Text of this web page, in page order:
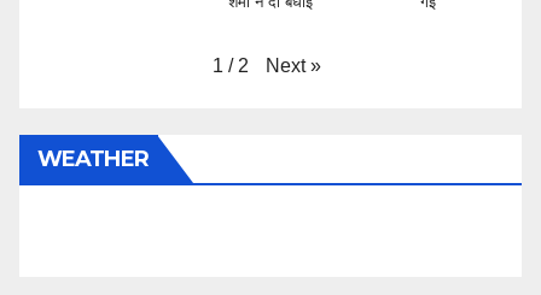
1 / 2 Next »
WEATHER